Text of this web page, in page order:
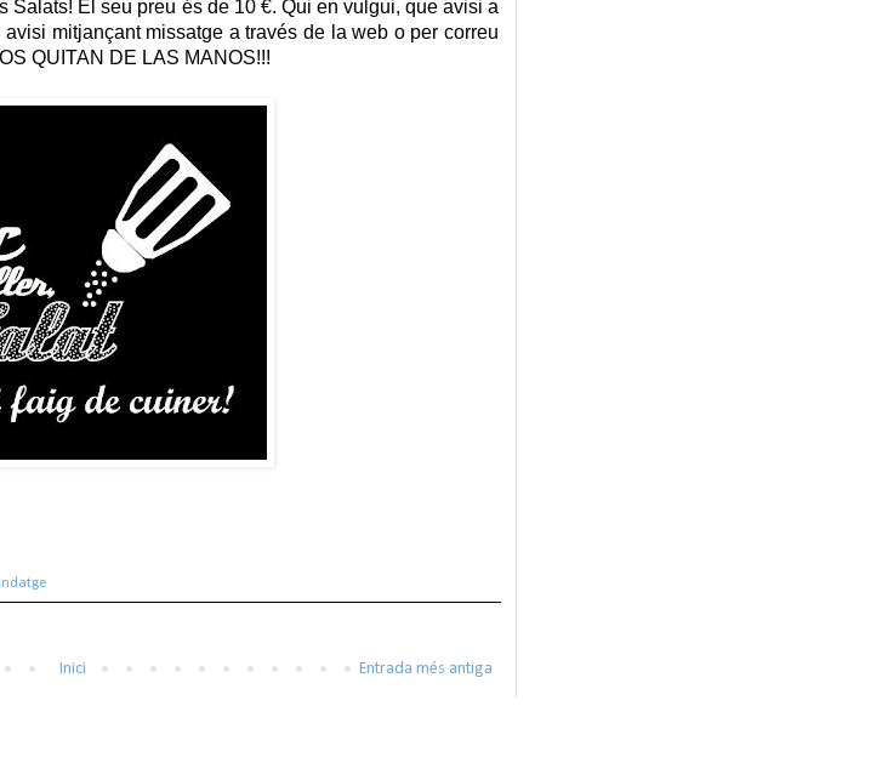
Salats! El seu preu és de 10 €. Qui en vulgui, que avisi a
mitjançant missatge a través de la web o per correu
QUITAN DE LAS MANOS!!!
Entrada més antiga
Inici